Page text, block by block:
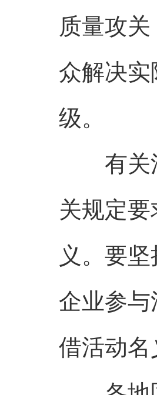
质量攻
众解决
级。
有关活
关规定
义。要
企业参
借活动